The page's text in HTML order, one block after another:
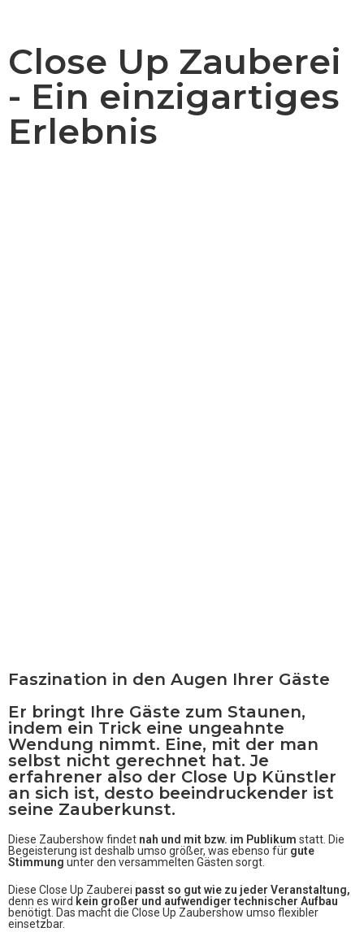
Close Up Zauberei
- Ein einzigartiges
Erlebnis
Faszination in den Augen Ihrer Gäste
Er bringt Ihre Gäste zum Staunen,
indem ein Trick eine ungeahnte
Wendung nimmt. Eine, mit der man
selbst nicht gerechnet hat. Je
erfahrener also der Close Up Künstler
an sich ist, desto beeindruckender ist
seine Zauberkunst.
Diese Zaubershow findet nah und mit bzw. im Publikum statt. Die
Begeisterung ist deshalb umso größer, was ebenso für gute
Stimmung unter den versammelten Gästen sorgt.
Diese Close Up Zauberei passt so gut wie zu jeder Veranstaltung,
denn es wird kein großer und aufwendiger technischer Aufbau
benötigt. Das macht die Close Up Zaubershow umso flexibler
einsetzbar.